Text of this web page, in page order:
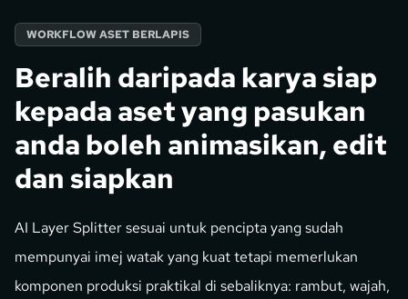
WORKFLOW ASET BERLAPIS
Beralih daripada karya siap
kepada aset yang pasukan
anda boleh animasikan, edit
dan siapkan
AI Layer Splitter sesuai untuk pencipta yang sudah
mempunyai imej watak yang kuat tetapi memerlukan
komponen produksi praktikal di sebaliknya: rambut, wajah,